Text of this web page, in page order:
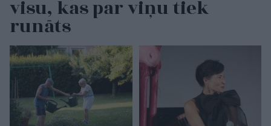
visu, kas par viņu tiek
runāts